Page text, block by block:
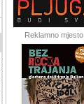
Reklamno